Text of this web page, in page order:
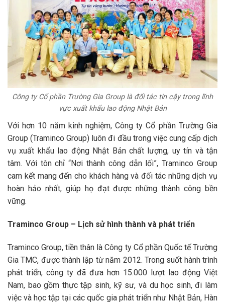
Công ty Cổ phần Trường Gia Group là đối tác tin cậy trong lĩnh
vực xuất khẩu lao động Nhật Bản
Với hơn 10 năm kinh nghiệm, Công ty Cổ phần Trường Gia
Group (Traminco Group) luôn đi đầu trong việc cung cấp dịch
vụ xuất khẩu lao động Nhật Bản chất lượng, uy tín và tận
tâm. Với tôn chỉ “Nơi thành công dẫn lối”, Traminco Group
cam kết mang đến cho khách hàng và đối tác những dịch vụ
hoàn hảo nhất, giúp họ đạt được những thành công bền
vững.
Traminco Group – Lịch sử hình thành và phát triển
Traminco Group, tiền thân là Công ty Cổ phần Quốc tế Trường
Gia TMC, được thành lập từ năm 2012. Trong suốt hành trình
phát triển, công ty đã đưa hơn 15.000 lượt lao động Việt
Nam, bao gồm thực tập sinh, kỹ sư, và du học sinh, đi làm
việc và học tập tại các quốc gia phát triển như Nhật Bản, Hàn